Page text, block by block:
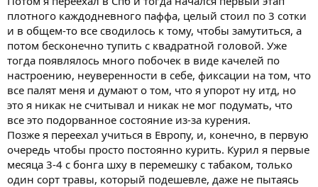
плотного каждодневного паффа, целый стоил по 3 сотки
и в общем-то все сводилось к тому, чтобы замутиться, а
потом бесконечно тупить с квадратной головой. Уже
тогда появлялось много побочек в виде качелей по
настроению, неуверенности в себе, фиксации на том, что
все палят меня и думают о том, что я упорот ну итд, но
это я никак не считывал и никак не мог подумать, что
все это подорванное состояние из-за курения.
Позже я переехал учиться в Европу, и, конечно, в первую
очередь чтобы просто постоянно курить. Курил я первые
месяца 3-4 с бонга шху в перемешку с табаком, только
один сорт травы, который подешевле, даже не пытаясь